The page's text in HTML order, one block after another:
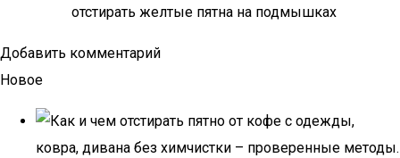
отстирать желтые пятна на подмышках
Добавить комментарий
Новое